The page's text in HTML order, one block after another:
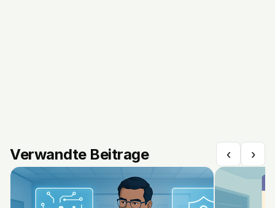
Verwandte Beitrage ‹ ›